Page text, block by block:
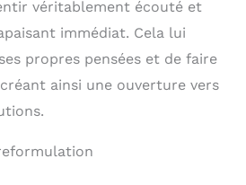
véritablement écouté et
immédiat. Cela lui
propres pensées et de faire
ainsi une ouverture vers